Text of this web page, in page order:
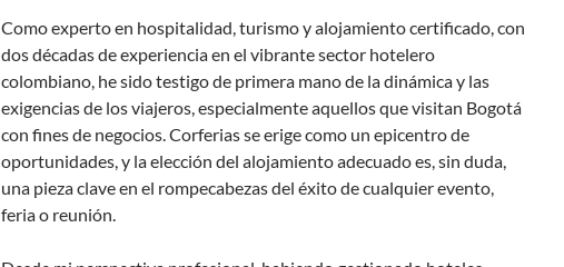
Como experto en hospitalidad, turismo y alojamiento certificado, con
dos décadas de experiencia en el vibrante sector hotelero
colombiano, he sido testigo de primera mano de la dinámica y las
exigencias de los viajeros, especialmente aquellos que visitan Bogotá
con fines de negocios. Corferias se erige como un epicentro de
oportunidades, y la elección del alojamiento adecuado es, sin duda,
una pieza clave en el rompecabezas del éxito de cualquier evento,
feria o reunión.